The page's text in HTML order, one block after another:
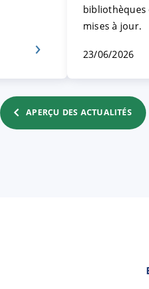
bibliothèques
mises à jour.
23/06/2026
APERÇU DES ACTUALITÉS